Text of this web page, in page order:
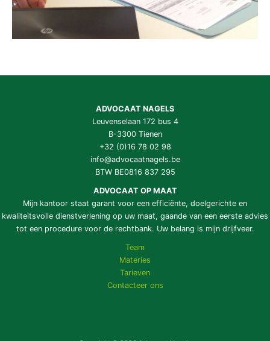
ADVOCAAT NAGELS
Leuvenselaan 172 bus 4
B-3300 Tienen
+32 (0)16 78 02 98
info@advocaatnagels.be
BTW BE0816 837 295
ADVOCAAT OP MAAT
Mijn kantoor staat garant voor een efficiënte, doelgerichte en
kwaliteitsvolle dienstverlening op uw maat, gaande van een eerste advies
tot een procedure voor de rechtbank. Uw belang is mijn drijfveer.
Team
Materies
Tarieven
Contacteer ons